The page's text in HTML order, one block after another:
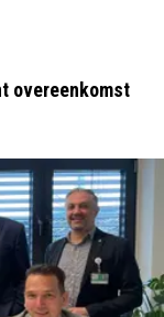
overeenkomst